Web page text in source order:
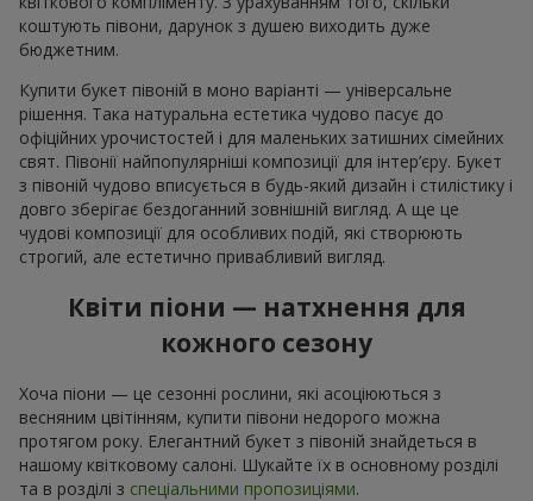
коштують півони, дарунок з душею виходить дуже
бюджетним.
Купити букет півоній в моно варіанті — універсальне
рішення. Така натуральна естетика чудово пасує до
офіційних урочистостей і для маленьких затишних сімейних
свят. Півонії найпопулярніші композиції для інтер’єру. Букет
з півоній чудово вписується в будь-який дизайн і стилістику і
довго зберігає бездоганний зовнішній вигляд. А ще це
чудові композиції для особливих подій, які створюють
строгий, але естетично привабливий вигляд.
Квіти піони — натхнення для
кожного сезону
Хоча піони — це сезонні рослини, які асоціюються з
весняним цвітінням, купити півони недорого можна
протягом року. Елегантний букет з півоній знайдеться в
нашому квітковому салоні. Шукайте їх в основному розділі
та в розділі з спеціальними пропозиціями.